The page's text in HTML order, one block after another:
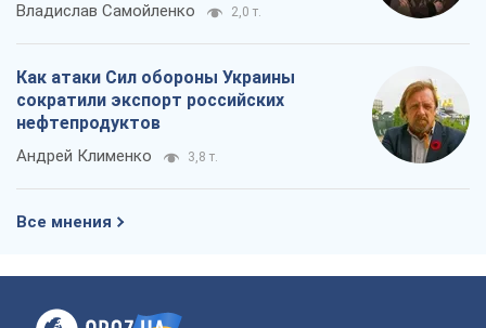
Владислав Самойленко 2,0 т.
Как атаки Сил обороны Украины
сократили экспорт российских
нефтепродуктов
Андрей Клименко 3,8 т.
Все мнения